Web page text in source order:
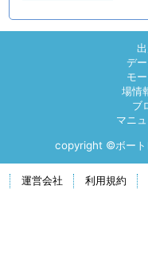
デ
モ
場情
ブ
マニ
copyright ©ボート
運営会社 利用規約